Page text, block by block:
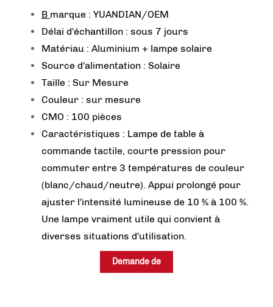
B marque : YUANDIAN/OEM
Délai d'échantillon : sous 7 jours
Matériau : Aluminium + lampe solaire
Source d'alimentation : Solaire
Taille : Sur Mesure
Couleur : sur mesure
CMO : 100 pièces
Caractéristiques : Lampe de table à
commande tactile, courte pression pour
commuter entre 3 températures de couleur
(blanc/chaud/neutre). Appui prolongé pour
ajuster l'intensité lumineuse de 10 % à 100 %.
Une lampe vraiment utile qui convient à
diverses situations d'utilisation.
Demande de